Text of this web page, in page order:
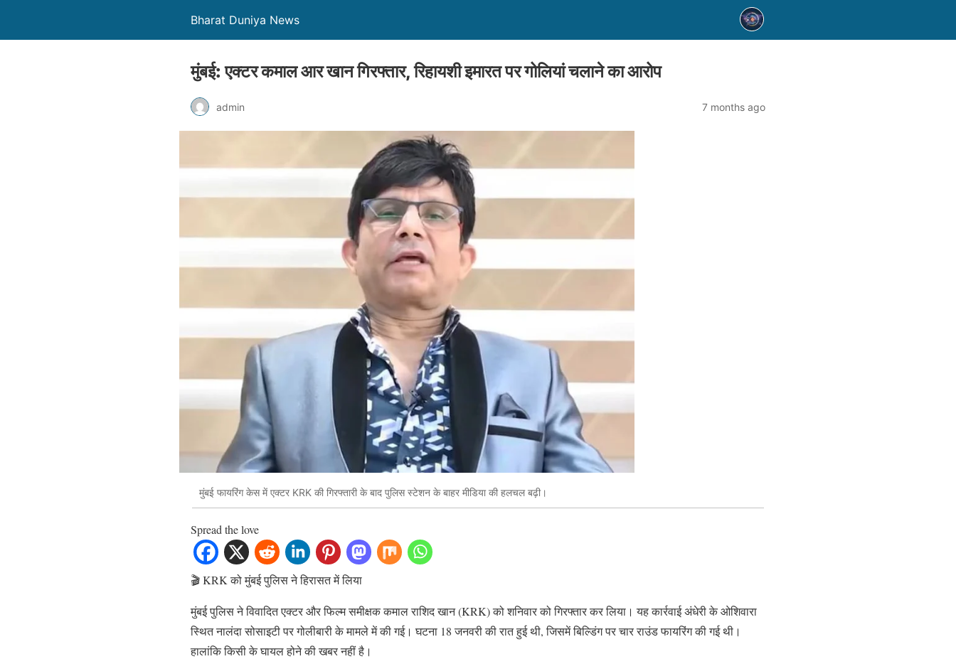
Bharat Duniya News
मुंबई: एक्टर कमाल आर खान गिरफ्तार, रिहायशी इमारत पर गोलियां चलाने का आरोप
admin 7 months ago
मुंबई फायरिंग केस में एक्टर KRK की गिरफ्तारी के बाद पुलिस स्टेशन के बाहर मीडिया की हलचल बढ़ी।
Spread the love
🎬 KRK को मुंबई पुलिस ने हिरासत में लिया
मुंबई पुलिस ने विवादित एक्टर और फिल्म समीक्षक कमाल राशिद खान (KRK) को शनिवार को गिरफ्तार कर लिया। यह कार्रवाई अंधेरी के ओशिवारा
स्थित नालंदा सोसाइटी पर गोलीबारी के मामले में की गई। घटना 18 जनवरी की रात हुई थी, जिसमें बिल्डिंग पर चार राउंड फायरिंग की गई थी।
हालांकि किसी के घायल होने की खबर नहीं है।